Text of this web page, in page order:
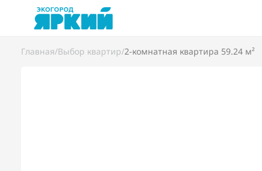
Главная/Выбор квартир/2-комнатная квартира 59.24 м²